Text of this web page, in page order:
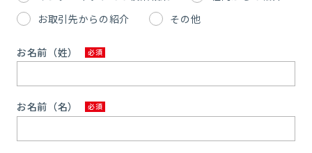
お取引先からの紹介
その他
お名前（姓）
お名前（名）